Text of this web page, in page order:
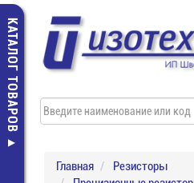
КАТАЛОГ ТОВАРОВ
Главная
Резисторы